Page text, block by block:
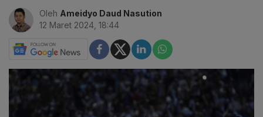
Oleh Ameidyo Daud Nasution
12 Maret 2024, 18:44